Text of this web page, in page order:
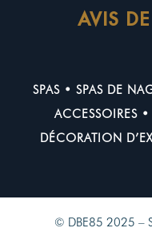
AVIS
SPAS • SPAS DE
ACCESSOIRES•
DÉCORATION
© DBE85 2025 –